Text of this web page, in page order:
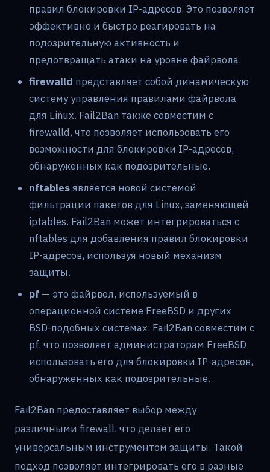
правил блокировки IP-адресов. Это позволяет
эффективно и быстро реагировать на
подозрительную активность и
предотвращать атаки на уровне файрвола.
firewalld представляет собой динамическую
систему управления правилами файрвола
для Linux. Fail2Ban также совместим с
firewalld, что позволяет использовать его
возможности для блокировки IP-адресов,
обнаруженных как подозрительные.
nftablesявляется новой системой
фильтрации пакетов для Linux, заменяющей
iptables. Fail2Ban может интегрироваться с
nftables для добавления правил блокировки
IP-адресов, используя новый механизм
защиты.
pf — это файрвол, используемый в
операционной системе FreeBSD и других
BSD-подобных системах. Fail2Ban совместим с
pf, что позволяет администраторам FreeBSD
использовать его для блокировки IP-адресов,
обнаруженных как подозрительные.
Fail2Ban предоставляет выбор между
различными firewall, что делает его
универсальным инструментом защиты. Такой
подход позволяет интегрировать его в разные